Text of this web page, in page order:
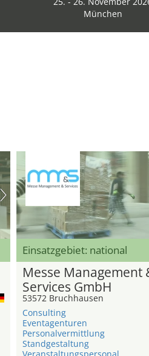
München
Einsatzgebiet: national
Messe Management
Services GmbH
53572 Bruchhausen
Consulting
Eventagenturen
Personalvermittlung
Standgestaltung